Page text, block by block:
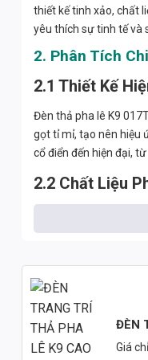
thiết kế tinh xảo, chất
yêu thích sự tinh tế và
2. Phân Tích
2.1 Thiết Kế
Đèn thả pha lê K9
gọt tỉ mỉ, tạo nên hiệu
cổ điển đến hiện đại,
2.2 Chất Liệu
Pha lê K9 là một loại
suốt, độ sáng và độ
phẩm.
3. Ưu Điểm Vượt
3.1 Hợp Kim
Khung đèn được chế
ĐÈN
Giá